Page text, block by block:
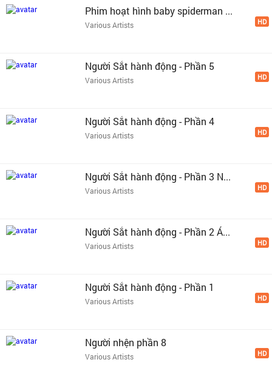
Phim hoạt hình baby spiderman ...
Various Artists HD
Người Sắt hành động - Phần 5
Various Artists HD
Người Sắt hành động - Phần 4
Various Artists HD
Người Sắt hành động - Phần 3 N...
Various Artists HD
Người Sắt hành động - Phần 2 Á...
Various Artists HD
Người Sắt hành động - Phần 1
Various Artists HD
Người nhện phần 8
Various Artists HD